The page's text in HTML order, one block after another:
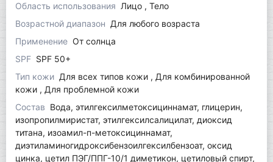
Область использования Лицо , Тело
Возрастной диапазон Для любого возраста
Применение От солнца
SPF SPF 50+
Тип кожи Для всех типов кожи , Для комбинированной
кожи , Для проблемной кожи
Состав Вода, этилгексилметоксициннамат, глицерин,
изопропилмиристат, этилгексилсалицилат, диоксид
титана, изоамил-п-метоксициннамат,
диэтиламиногидроксибензоилгексилбензоат, оксид
цинка, цетил ПЭГ/ППГ-10/1 диметикон, цетиловый спирт,